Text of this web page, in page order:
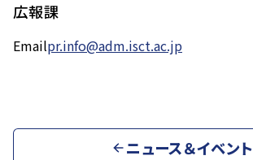
広報課
Emailpr.info@adm.isct.ac.jp
ニュース＆イベント